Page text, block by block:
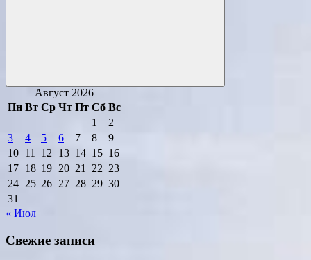
Поиск
Август 2026
Пн Вт Ср Чт Пт Сб Вс
1
2
3
4 5 6 7 8
9
10 11 12 13 14 15 16
17 18 19 20 21 22 23
24 25 26 27 28 29 30
31
« Июл
Свежие записи